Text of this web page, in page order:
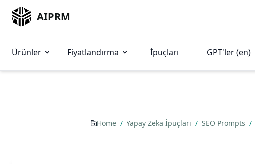
AIPRM
Ürünler Fiyatlandırma İpuçları GPT'ler (en)
Home / Yapay Zeka İpuçları / SEO Prompts /